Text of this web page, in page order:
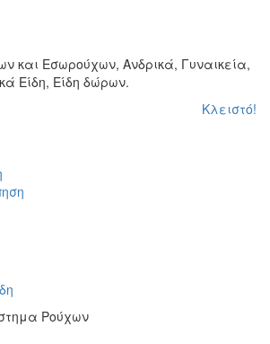
και Εσωρούχων, Ανδρικά, Γυναικεία,
Είδη, Είδη δώρων.
Κλειστό!
Ρούχων